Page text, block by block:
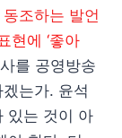
조하는 발언
현에 ‘좋아
를 공영방송
는가. 윤석
있는 것이 아